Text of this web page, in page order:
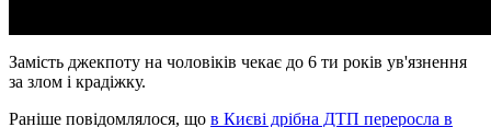
Замість джекпоту на чоловіків чекає до 6 ти років ув'язнення
за злом і крадіжку.
Раніше повідомлялося, що в Києві дрібна ДТП переросла в